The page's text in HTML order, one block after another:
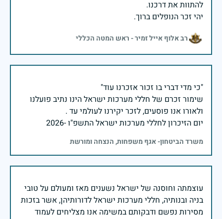
יהי זכר הנופלים ברוך.
רב אלוף אייל זמיר - ראש המטה הכללי
שימור זכרם של חללי מערכות ישראל הינו נתיב פועלנו
יום הזיכרון לחללי מערכות ישראל התשפ"ו -2026
משרד הביטחון- אגף משפחות, הנצחה ומורשת
עוצמתה וחוסנה של ישראל נשענים מאז ומעולם על טובי
בניה ובנותיה, חללי מערכות ישראל לדורותיהן, אשר בזכות
מסירות נפשם ודבקותם במשימה אנו מצליחים לעמוד